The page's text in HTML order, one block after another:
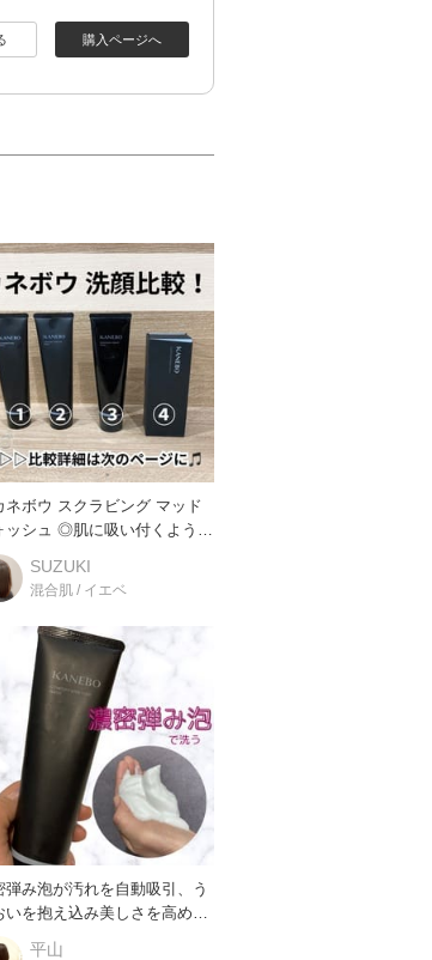
購入ページへ
クラビング マッド
肌に吸い付くような
感触のペーストが
SUZUKI
混合肌 / イエベ
弾み泡が汚れを自動吸引、う
いを抱え込み美しさを高める
平山